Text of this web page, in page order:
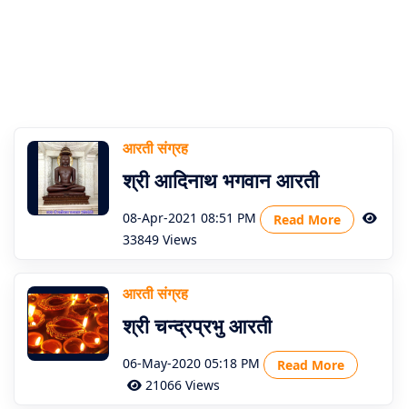
Parv
About
Us
आरती संग्रह
श्री आदिनाथ भगवान आरती
08-Apr-2021 08:51 PM
Read More
33849 Views
आरती संग्रह
श्री चन्द्रप्रभु आरती
06-May-2020 05:18 PM
Read More
21066 Views